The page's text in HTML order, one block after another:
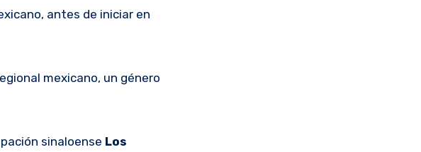
antes de iniciar en
mexicano, un género
sinaloense Los